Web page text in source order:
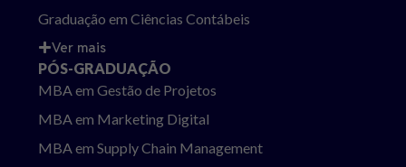
Graduação em Ciências Contábeis
Ver mais
PÓS-GRADUAÇÃO
MBA em Gestão de Projetos
MBA em Marketing Digital
MBA em Supply Chain Management